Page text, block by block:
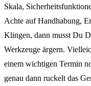
Skala,
Achte auf Handhabung,
Klingen, dann musst Du
Werkzeuge ärgern.
einem wichtigen Termin
genau dann ruckelt das